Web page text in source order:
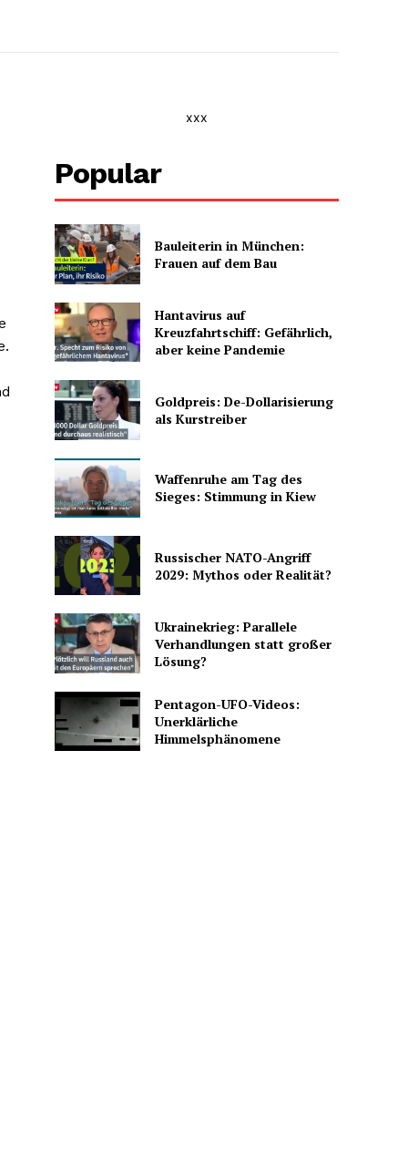
xxx
Popular
Bauleiterin in München:
Frauen auf dem Bau
Hantavirus auf
Kreuzfahrtschiff: Gefährlich,
aber keine Pandemie
Goldpreis: De-Dollarisierung
als Kurstreiber
Waffenruhe am Tag des
Sieges: Stimmung in Kiew
Russischer NATO-Angriff
2029: Mythos oder Realität?
Ukrainekrieg: Parallele
Verhandlungen statt großer
Lösung?
Pentagon-UFO-Videos:
Unerklärliche
Himmelsphänomene